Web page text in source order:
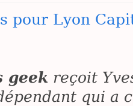
pour Lyon
geek reçoit
qui a